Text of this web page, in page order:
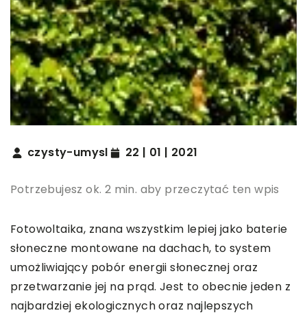
czysty-umysl 22 | 01 | 2021
Potrzebujesz ok. 2 min. aby przeczytać ten wpis
Fotowoltaika, znana wszystkim lepiej jako baterie
słoneczne montowane na dachach, to system
umożliwiający pobór energii słonecznej oraz
przetwarzanie jej na prąd. Jest to obecnie jeden z
najbardziej ekologicznych oraz najlepszych